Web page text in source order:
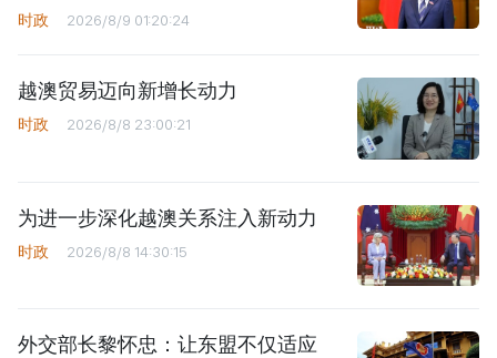
时政 2026/8/9 01:20:24
越澳贸易迈向新增长动力
时政 2026/8/8 23:00:21
为进一步深化越澳关系注入新动力
时政 2026/8/8 14:30:15
外交部长黎怀忠：让东盟不仅适应